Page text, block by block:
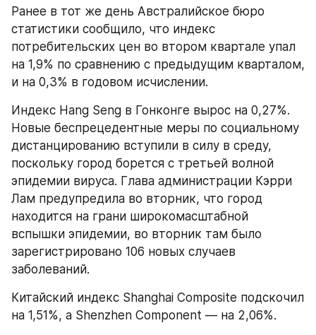
Ранее в тот же день Австралийское бюро
статистики сообщило, что индекс
потребительских цен во втором квартале упал
на 1,9% по сравнению с предыдущим кварталом,
и на 0,3% в годовом исчислении.
Индекс Hang Seng в Гонконге вырос на 0,27%.
Новые беспрецедентные меры по социальному
дистанцированию вступили в силу в среду,
поскольку город борется с третьей волной
эпидемии вируса. Глава администрации Кэрри
Лам предупредила во вторник, что город
находится на грани широкомасштабной
вспышки эпидемии, во вторник там было
зарегистрировано 106 новых случаев
заболеваний.
Китайский индекс Shanghai Composite подскочил
на 1,51%, а Shenzhen Component — на 2,06%.